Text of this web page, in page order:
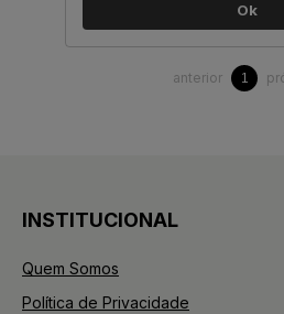
Ok
anterior 1
INSTITUCIONAL
Quem Somos
Política de Privacidade